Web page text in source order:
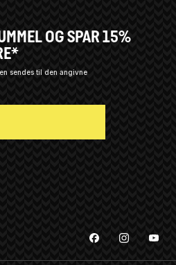
OG SPAR 15%
sendes til den angivne